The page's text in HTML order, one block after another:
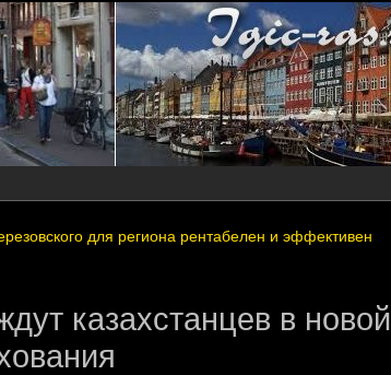
для региона рентабелен и эффективен
казахстанцев в новой